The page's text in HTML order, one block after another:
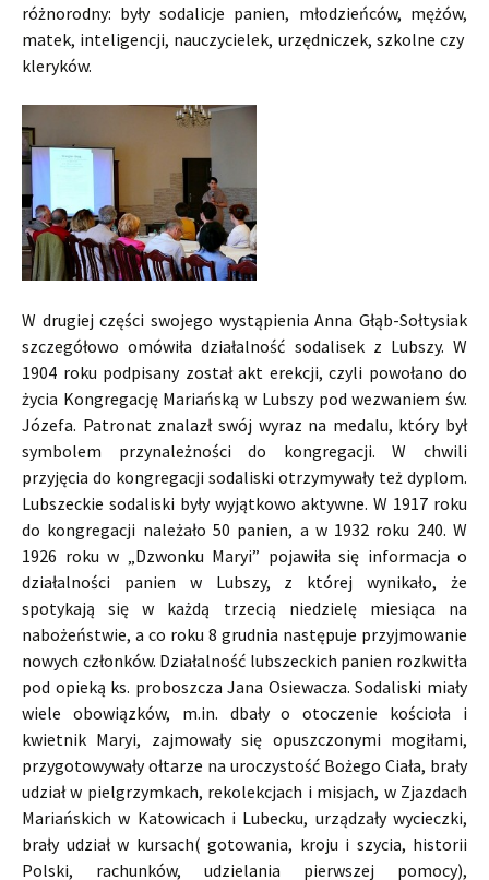
różnorodny: były sodalicje panien, młodzieńców, mężów,
matek, inteligencji, nauczycielek, urzędniczek, szkolne czy
kleryków.
W drugiej części swojego wystąpienia Anna Głąb-Sołtysiak
szczegółowo omówiła działalność sodalisek z Lubszy. W
1904 roku podpisany został akt erekcji, czyli powołano do
życia Kongregację Mariańską w Lubszy pod wezwaniem św.
Józefa. Patronat znalazł swój wyraz na medalu, który był
symbolem przynależności do kongregacji. W chwili
przyjęcia do kongregacji sodaliski otrzymywały też dyplom.
Lubszeckie sodaliski były wyjątkowo aktywne. W 1917 roku
do kongregacji należało 50 panien, a w 1932 roku 240. W
1926 roku w „Dzwonku Maryi” pojawiła się informacja o
działalności panien w Lubszy, z której wynikało, że
spotykają się w każdą trzecią niedzielę miesiąca na
nabożeństwie, a co roku 8 grudnia następuje przyjmowanie
nowych członków. Działalność lubszeckich panien rozkwitła
pod opieką ks. proboszcza Jana Osiewacza. Sodaliski miały
wiele obowiązków, m.in. dbały o otoczenie kościoła i
kwietnik Maryi, zajmowały się opuszczonymi mogiłami,
przygotowywały ołtarze na uroczystość Bożego Ciała, brały
udział w pielgrzymkach, rekolekcjach i misjach, w Zjazdach
Mariańskich w Katowicach i Lubecku, urządzały wycieczki,
brały udział w kursach( gotowania, kroju i szycia, historii
Polski, rachunków, udzielania pierwszej pomocy),